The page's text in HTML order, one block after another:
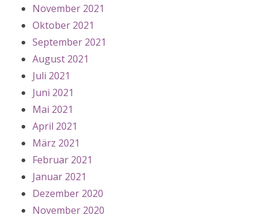
November 2021
Oktober 2021
September 2021
August 2021
Juli 2021
Juni 2021
Mai 2021
April 2021
März 2021
Februar 2021
Januar 2021
Dezember 2020
November 2020